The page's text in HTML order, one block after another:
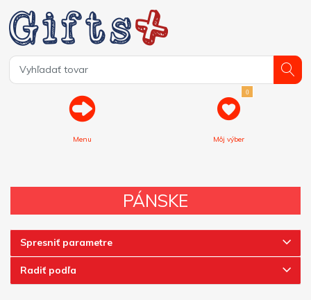
Menu
0
Môj výber
PÁNSKE
Spresniť parametre
Radiť podľa